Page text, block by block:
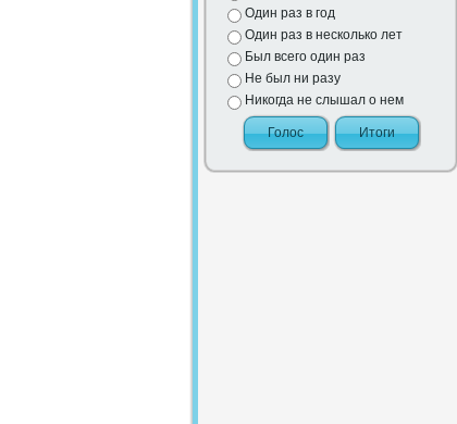
Один раз в год
Один раз в несколько лет
Был всего один раз
Не был ни разу
Никогда не слышал о нем